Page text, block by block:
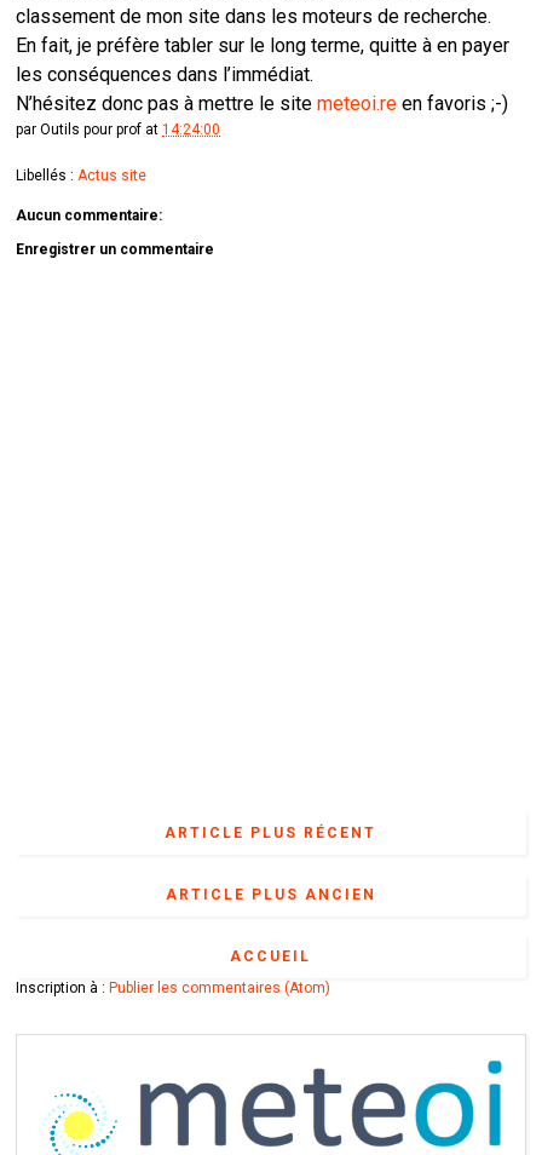
classement de mon site dans les moteurs de recherche.
En fait, je préfère tabler sur le long terme, quitte à en payer
les conséquences dans l’immédiat.
N’hésitez donc pas à mettre le sitemeteoi.re en favoris ;-)
parOutils pour prof at14:24:00
Libellés :Actus site
Aucun commentaire:
Enregistrer un commentaire
ARTICLE PLUS RÉCENT
ARTICLE PLUS ANCIEN
ACCUEIL
Inscription à : Publier les commentaires (Atom)